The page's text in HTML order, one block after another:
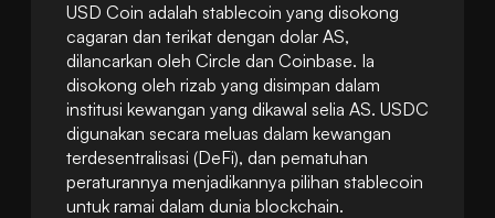
USD Coin adalah stablecoin yang disokong
cagaran dan terikat dengan dolar AS,
dilancarkan oleh Circle dan Coinbase. Ia
disokong oleh rizab yang disimpan dalam
institusi kewangan yang dikawal selia AS. USDC
digunakan secara meluas dalam kewangan
terdesentralisasi (DeFi), dan pematuhan
peraturannya menjadikannya pilihan stablecoin
untuk ramai dalam dunia blockchain.